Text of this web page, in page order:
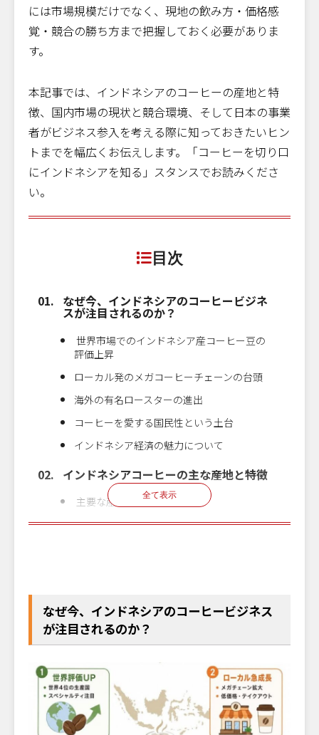
には市場規模だけでなく、現地の飲み方・価格感
覚・競合の勝ち方まで把握しておく必要がありま
す。
本記事では、インドネシアのコーヒーの産地と特
徴、国内市場の現状と競合環境、そして日本の事業
者がビジネス参入を考える際に知っておきたいヒン
トまでを幅広くお伝えします。「コーヒーを切り口
にインドネシアを知る」スタンスでお読みくださ
い。
目次
全て表示
なぜ今、インドネシアのコーヒービジネ
スが注目されるのか？
世界市場でのインドネシア産コーヒー豆の
評価上昇
ローカル発のメガコーヒーチェーンの台頭
海外の有名ロースターの進出
コーヒーを愛する国民性という土台
インドネシア経済の魅力について
インドネシアコーヒーの主な産地と特徴
主要な産地
注目産地（一覧）
コピ・ルアク（コピ・ルワク）について
インドネシアのカフェ市場と競合環境
拡大する国内消費市場
外資系チェーンvsローカルチェーン
若年層のカフェ利用トレンド
なぜ今、インドネシアのコーヒービジネス
が注目されるのか？